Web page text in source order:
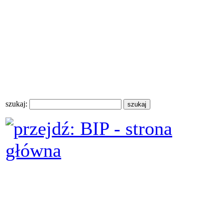
szukaj: